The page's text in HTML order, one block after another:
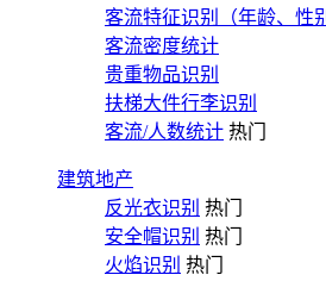
客流特征识别（年龄、性
客流密度统计
贵重物品识别
扶梯大件行李识别
客流/人数统计 热门
建筑地产
反光衣识别 热门
安全帽识别 热门
火焰识别 热门